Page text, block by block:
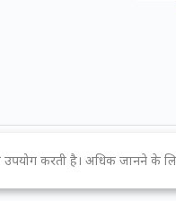
MOPUBI LIMITED. All
करती है। अधिक जानने के